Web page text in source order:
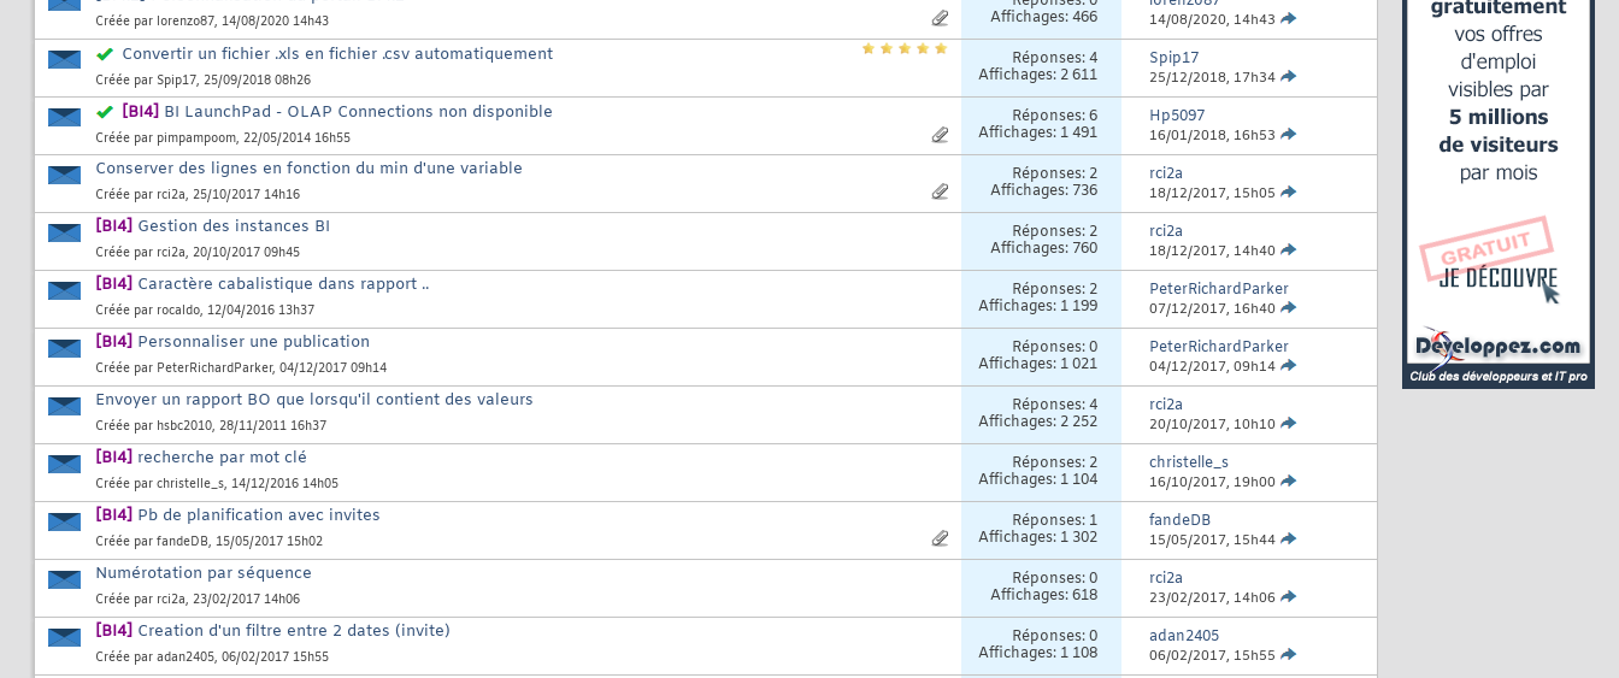
Créée par lorenzo87, 14/08/2020 14h43
Affichages: 466
14/08/2020, 14h43
Convertir un fichier .xls en fichier .csv automatiquement
Créée par Spip17, 25/09/2018 08h26
Réponses:4
Affichages: 2 611
Spip17
25/12/2018, 17h34
[BI4] BI LaunchPad - OLAP Connections non disponible
Créée par pimpampoom, 22/05/2014 16h55
Réponses:6
Affichages: 1 491
Hp5097
16/01/2018, 16h53
Conserver des lignes en fonction du min d'une variable
Créée par rci2a, 25/10/2017 14h16
Réponses: 2
Affichages: 736
rci2a
18/12/2017, 15h05
[BI4] Gestion des instances BI
Créée par rci2a, 20/10/2017 09h45
Réponses: 2
Affichages: 760
rci2a
18/12/2017, 14h40
[BI4] Caractère cabalistique dans rapport ..
Créée par rocaldo, 12/04/2016 13h37
Réponses: 2
Affichages: 1 199
PeterRichardParker
07/12/2017, 16h40
[BI4] Personnaliser une publication
Créée par PeterRichardParker, 04/12/2017 09h14
Réponses:0
Affichages: 1 021
PeterRichardParker
04/12/2017, 09h14
Envoyer un rapport BO que lorsqu'il contient des valeurs
Créée par hsbc2010, 28/11/2011 16h37
Réponses:4
Affichages: 2 252
rci2a
20/10/2017, 10h10
[BI4] recherche par mot clé
Créée par christelle_s, 14/12/2016 14h05
Réponses: 2
Affichages: 1 104
christelle_s
16/10/2017, 19h00
[BI4] Pb de planification avec invites
Créée par fandeDB, 15/05/2017 15h02
Réponses: 1
Affichages: 1 302
fandeDB
15/05/2017, 15h44
Numérotation par séquence
Créée par rci2a, 23/02/2017 14h06
Réponses:0
Affichages: 618
rci2a
23/02/2017, 14h06
[BI4] Creation d'un filtre entre 2 dates (invite)
Créée par adan2405, 06/02/2017 15h55
Réponses:0
Affichages: 1 108
adan2405
06/02/2017, 15h55